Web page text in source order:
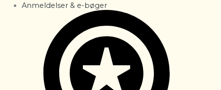
Anmeldelser & e-bøger